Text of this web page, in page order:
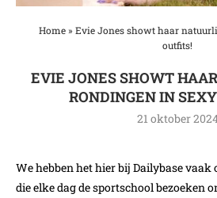
Home» Evie Jones showt haar
outfits!
EVIE JONES SHOWT
RONDINGEN IN
21 oktober
We hebben het hier bij Dailybase vaak
die elke dag de sportschool bezoeken